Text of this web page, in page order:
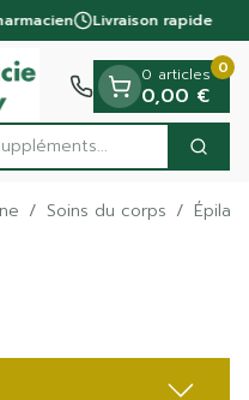
Livraison rapide
supplém
0 articles
0,00 €
0
/ Soins du corps /